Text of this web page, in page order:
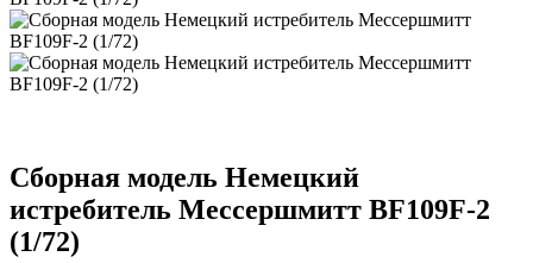
Сборная модель Немецкий
истребитель Мессершмитт BF109F-2
(1/72)